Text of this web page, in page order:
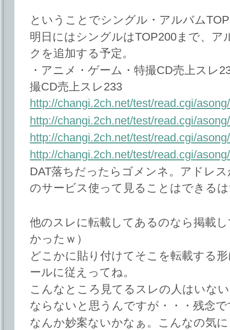
ということでシングル・アルバム
明日にはシングルはTOP200まで、ア
クを追加する予定。
・アニメ・ゲーム・特撮CD売上スレ
撮CD売上スレ233
http://changi.2ch.net/test/read.cgi/
http://changi.2ch.net/test/read.cgi/
http://changi.2ch.net/test/read.cgi/
http://changi.2ch.net/test/read.cgi/
DAT落ちだったらゴメンネ。アドレ
のサービス使って見ることはできる
他のスレに転載してあるのなら掲載
かったｗ）
どこかに貼り付けてそこを転載する
ールに従えってね。
こんなところ見てるスレの人はいな
ならないと思うんですが・・・残念で
なんか妙案ないかなぁ。こんなの気